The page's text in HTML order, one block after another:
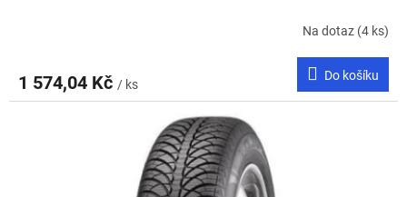
Na dotaz (4 ks)
1 574,04 Kč / ks
Do košíku